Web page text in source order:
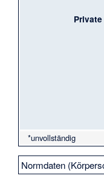
*unvollständig
Normdaten